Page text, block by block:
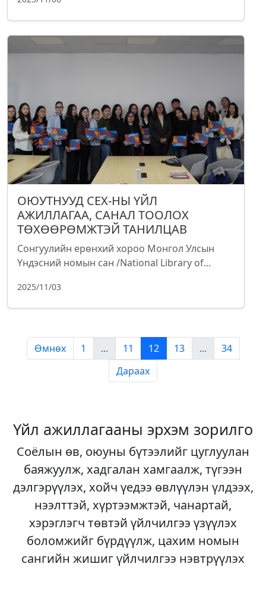
ОЮУТНУУД СЕХ-НЫ ҮЙЛ
АЖИЛЛАГАА, САНАЛ ТООЛОХ
ТӨХӨӨРӨМЖТЭЙ ТАНИЛЦАВ
Сонгуулийн ерөнхий хороо Монгол Улсын
Үндэсний номын сан /National Library of...
2025/11/03
Өмнөх 1 ... 11 12 13 ...
34
Дараах
Үйл ажиллагааны эрхэм зорилго
Соёлын өв, оюуны бүтээлийг цуглуулан
баяжуулж, хадгалан хамгаалж, түгээн
дэлгэрүүлэх, хойч үедээ өвлүүлэн үлдээх,
нээлттэй, хүртээмжтэй, чанартай,
хэрэглэгч төвтэй үйлчилгээ үзүүлэх
боломжийг бүрдүүлж, цахим номын
сангийн жишиг үйлчилгээ нэвтрүүлэх